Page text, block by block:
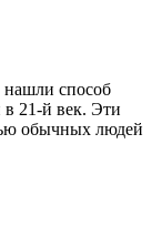
нашли способ
в 21-й век. Эти
обычных людей